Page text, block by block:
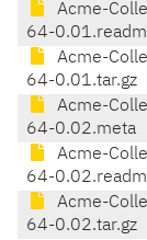
Acme-
64-
Acme-
64-0.01.tar.gz
Acme-
64-0.02.meta
Acme-
64-
Acme-
64-0.02.tar.gz